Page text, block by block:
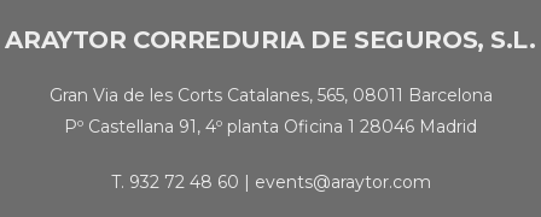
ARAYTOR CORREDURIA DE SEGUROS, S.L.
Gran Via de les Corts Catalanes, 565, 08011 Barcelona
Pº Castellana 91, 4º planta Oficina 1 28046 Madrid
T. 932 72 48 60 | events@araytor.com